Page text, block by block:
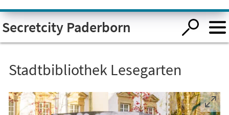
Visuelle
Assistenzsoftware
öffnen.
Secretcity Paderborn
Stadtbibliothek Lesegarten